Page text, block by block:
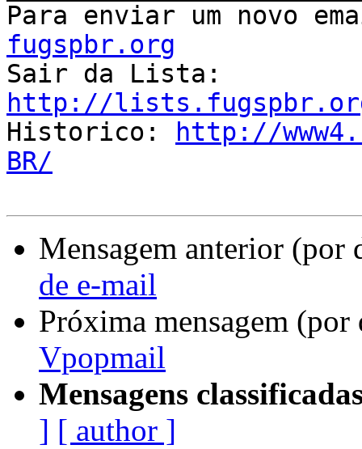
Para enviar um novo
fugspbr.org
http://
Historico:
http://
BR/
Mensagem anterior (por
de e-mail
Próxima mensagem
Vpopmail
Mensagens
] [ author ]